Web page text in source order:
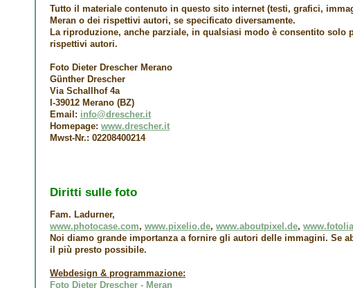
Tutto il materiale contenuto in questo sito internet (testi, grafici,
Meran o dei rispettivi autori, se specificato diversamente.
La riproduzione, anche parziale, in qualsiasi modo è consentito solo
rispettivi autori.
Foto Dieter Drescher Merano
Günther Drescher
Via Schallhof 4a
I-39012 Merano (BZ)
Email: info@drescher.it
Homepage: www.drescher.it
Mwst-Nr.: 02208400214
Diritti sulle foto
Fam. Ladurner,
www.photocase.com, www.pixelio.de, www.aboutpixel.de,
Noi diamo grande importanza a fornire gli autori delle immagini. Se
il più presto possibile.
Webdesign & programmazione:
Foto Dieter Drescher - Meran